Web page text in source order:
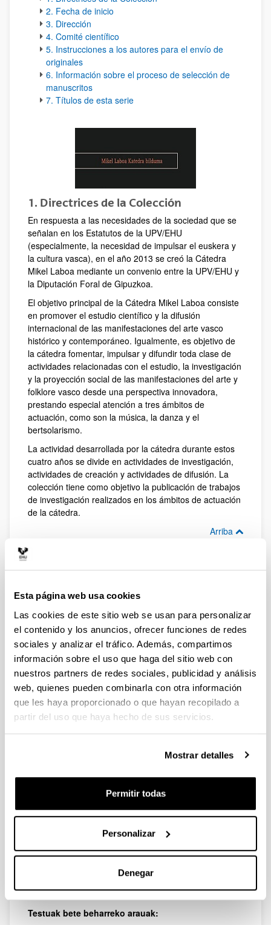
Esta página web usa cookies
Las cookies de este sitio web se usan para personalizar
el contenido y los anuncios, ofrecer funciones de redes
sociales y analizar el tráfico. Además, compartimos
información sobre el uso que haga del sitio web con
nuestros partners de redes sociales, publicidad y análisis
web, quienes pueden combinarla con otra información
que les haya proporcionado o que hayan recopilado a
partir del uso que haya hecho de sus servicios.
Mostrar detalles
Permitir todas
Personalizar
Denegar
2. Fecha de inicio
3. Dirección
4. Comité científico
5. Instrucciones a los autores para el envío de
originales
6. Información sobre el proceso de selección de
manuscritos
7. Títulos de esta serie
1. Directrices de la Colección
En respuesta a las necesidades de la sociedad que se
señalan en los Estatutos de la UPV/EHU
(especialmente, la necesidad de impulsar el euskera y
la cultura vasca), en el año 2013 se creó la Cátedra
Mikel Laboa mediante un convenio entre la UPV/EHU y
la Diputación Foral de Gipuzkoa.
El objetivo principal de la Cátedra Mikel Laboa consiste
en promover el estudio científico y la difusión
internacional de las manifestaciones del arte vasco
histórico y contemporáneo. Igualmente, es objetivo de
la cátedra fomentar, impulsar y difundir toda clase de
actividades relacionadas con el estudio, la investigación
y la proyección social de las manifestaciones del arte y
folklore vasco desde una perspectiva innovadora,
prestando especial atención a tres ámbitos de
actuación, como son la música, la danza y el
bertsolarismo.
La actividad desarrollada por la cátedra durante estos
cuatro años se divide en actividades de investigación,
actividades de creación y actividades de difusión. La
colección tiene como objetivo la publicación de trabajos
de investigación realizados en los ámbitos de actuación
de la cátedra.
Arriba
2. Fecha de inicio
Año 2017
3. Dirección
Amaia Elizalde Estenaga.
Arriba
4. Comité científico
Arriba
5. Instrucciones a los autores para el
envío de originales
Originalak jasotzea: Mikel Laboa Katedraren bilduman
argitaratzeko eskaera honela egin behar da: egileak
lanaren behin betiko originalarekin, helbide honetara:
Eskabidean adieraziko dira: egilearen datu pertsonalak,
publiko xedea eta lanak izan dezakeen zabalpen
komertziala. Lanak argitaragabeak edo ikerketa original
lan ildoetan kokatuko dira. Testua informatika
euskarrian bidaliko da, PDF batekin, ahal izanez gero.
Argitalpen batzordeak onartu beharko du proposamena
eta argiratzeko prozesuari hasiera emango dio.
Testuak bete beharreko arauak: